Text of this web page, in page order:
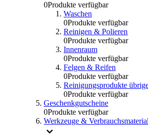
0Produkte verfügbar
Waschen
0Produkte verfügbar
Reinigen & Polieren
0Produkte verfügbar
Innenraum
0Produkte verfügbar
Felgen & Reifen
0Produkte verfügbar
Reinigungsprodukte
0Produkte verfügbar
Geschenkgutscheine
0Produkte verfügbar
Werkzeuge &